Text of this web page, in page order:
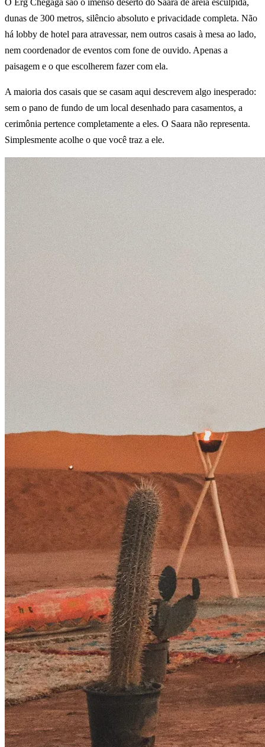
dunas de 300 metros, silêncio absoluto e privacidade completa. Não
há lobby de hotel para atravessar, nem outros casais à mesa ao lado,
nem coordenador de eventos com fone de ouvido. Apenas a
paisagem e o que escolherem fazer com ela.
A maioria dos casais que se casam aqui descrevem algo inesperado:
sem o pano de fundo de um local desenhado para casamentos, a
cerimônia pertence completamente a eles. O Saara não representa.
Simplesmente acolhe o que você traz a ele.